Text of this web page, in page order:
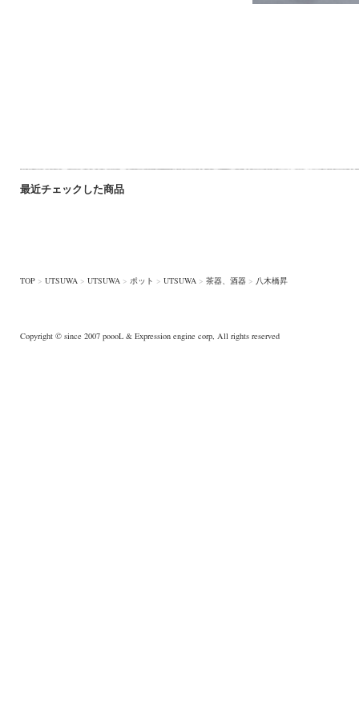
最近チェックした商品
TOP > UTSUWA > UTSUWA > ポット > UTSUWA > 茶器、酒器 > 八木橋昇
Copyright © since 2007 poooL & Expression engine corp, All rights reserved